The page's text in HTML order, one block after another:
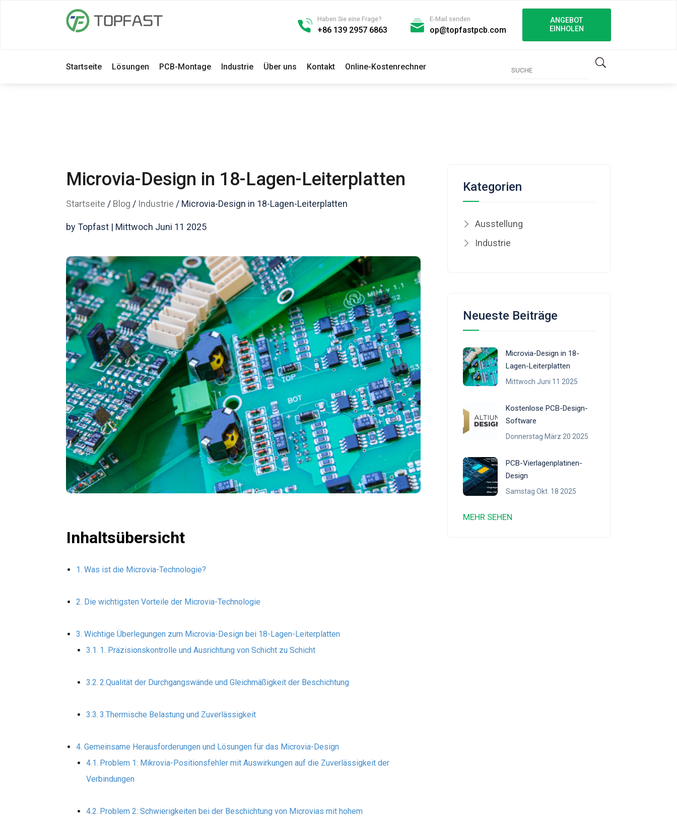
Haben Sie eine Frage?
+86 139 2957 6863
E-Mail senden
op@topfastpcb.com
ANGEBOT
EINHOLEN
Startseite Lösungen PCB-Montage Industrie Über uns Kontakt Online-Kostenrechner
Microvia-Design in 18-Lagen-Leiterplatten
Startseite / Blog / Industrie / Microvia-Design in 18-Lagen-Leiterplatten
by Topfast | Mittwoch Juni 11 2025
Inhaltsübersicht
Was ist die Microvia-Technologie?
Die wichtigsten Vorteile der Microvia-Technologie
Wichtige Überlegungen zum Microvia-Design bei 18-Lagen-Leiterplatten
1. Präzisionskontrolle und Ausrichtung von Schicht zu Schicht
2.Qualität der Durchgangswände und Gleichmäßigkeit der Beschichtung
3.Thermische Belastung und Zuverlässigkeit
Gemeinsame Herausforderungen und Lösungen für das Microvia-Design
Problem 1: Mikrovia-Positionsfehler mit Auswirkungen auf die Zuverlässigkeit der
Verbindungen
Problem 2: Schwierigkeiten bei der Beschichtung von Microvias mit hohem
Kategorien
Ausstellung
Industrie
Neueste Beiträge
Microvia-Design in 18-
Lagen-Leiterplatten
Mittwoch Juni 11 2025
Kostenlose PCB-Design-
Software
Donnerstag März 20 2025
PCB-Vierlagenplatinen-
Design
Samstag Okt. 18 2025
MEHR SEHEN